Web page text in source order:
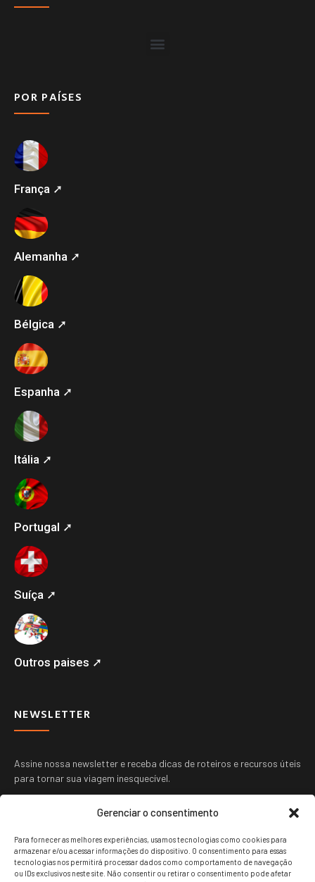
Gerenciar o consentimento
Para fornecer as melhores experiências, usamos tecnologias como cookies para
armazenar e/ou acessar informações do dispositivo. O consentimento para essas
tecnologias nos permitirá processar dados como comportamento de navegação
ou IDs exclusivos neste site. Não consentir ou retirar o consentimento pode afetar
POR PAÍSES
França ➚
Alemanha ➚
Bélgica ➚
Espanha ➚
Itália ➚
Portugal ➚
Suíça ➚
Outros paises ➚
NEWSLETTER
Assine nossa newsletter e receba dicas de roteiros e recursos úteis
para tornar sua viagem inesquecível.